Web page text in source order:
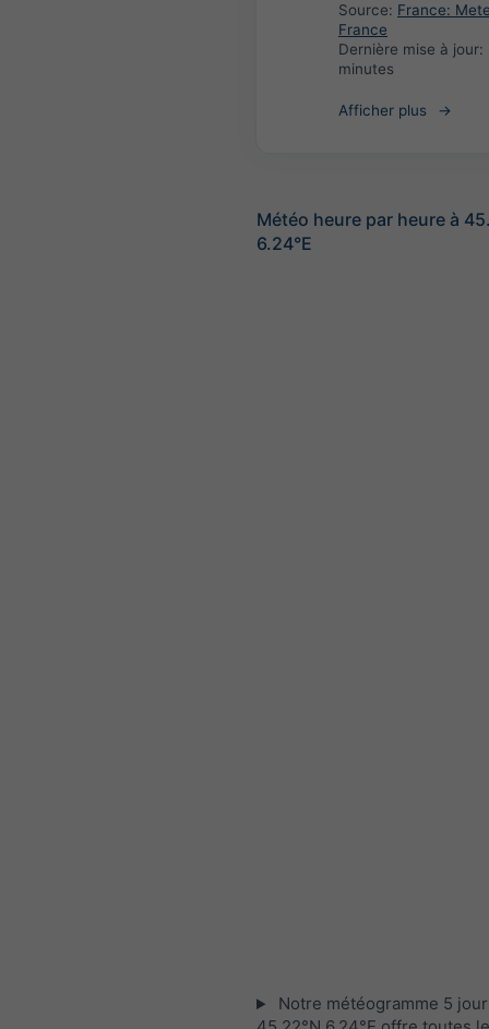
Source: France:
France
Dernière mise à jour:
minutes
Afficher plus
Météo heure par heure à
6.24°E
Notre météogramme 5